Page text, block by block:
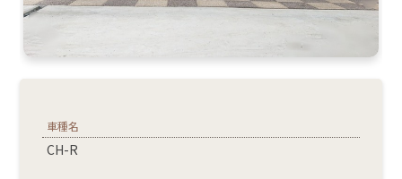
車種名
CH-R